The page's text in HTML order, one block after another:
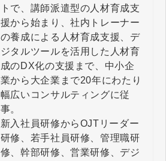
トで、講師派遣型の人材育成支
援から始まり、社内トレーナー
の養成による人材育成支援、デ
ジタルツールを活用した人材育
成のDX化の支援まで、中小企
業から大企業まで20年にわたり
幅広いコンサルティングに従
事。
新入社員研修からOJTリーダー
研修、若手社員研修、管理職研
修、幹部研修、営業研修、デジ